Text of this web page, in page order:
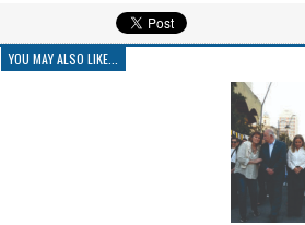
YOU MAY ALSO LIKE...